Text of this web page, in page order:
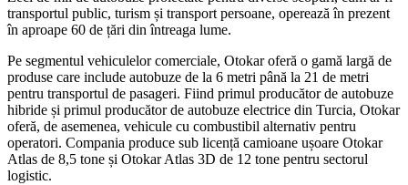
transportul public, turism și transport persoane, operează în prezent
în aproape 60 de țări din întreaga lume.
Pe segmentul vehiculelor comerciale, Otokar oferă o gamă largă de
produse care include autobuze de la 6 metri până la 21 de metri
pentru transportul de pasageri. Fiind primul producător de autobuze
hibride și primul producător de autobuze electrice din Turcia, Otokar
oferă, de asemenea, vehicule cu combustibil alternativ pentru
operatori. Compania produce sub licență camioane ușoare Otokar
Atlas de 8,5 tone și Otokar Atlas 3D de 12 tone pentru sectorul
logistic.